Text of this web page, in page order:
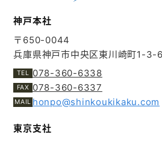
神戸本社
〒650-0044
兵庫県神戸市中央区東川崎町1-3-6
078-360-6338
078-360-6337
honpo@shinkoukikaku.com
東京支社